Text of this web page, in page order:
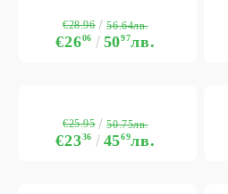
€2606 5097лв.
€28.96 56.64лв.
€2336 4569лв.
€25.95 50.75лв.